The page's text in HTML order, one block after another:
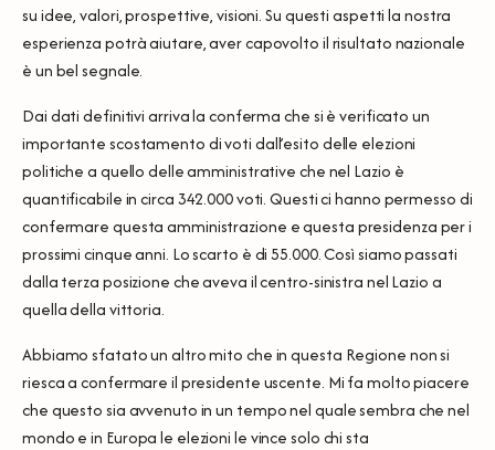
su idee, valori, prospettive, visioni. Su questi aspetti la nostra
esperienza potrà aiutare, aver capovolto il risultato nazionale
è un bel segnale.
Dai dati definitivi arriva la conferma che si è verificato un
importante scostamento di voti dall’esito delle elezioni
politiche a quello delle amministrative che nel Lazio è
quantificabile in circa 342.000 voti. Questi ci hanno permesso di
confermare questa amministrazione e questa presidenza per i
prossimi cinque anni. Lo scarto è di 55.000. Così siamo passati
dalla terza posizione che aveva il centro-sinistra nel Lazio a
quella della vittoria.
Abbiamo sfatato un altro mito che in questa Regione non si
riesca a confermare il presidente uscente. Mi fa molto piacere
che questo sia avvenuto in un tempo nel quale sembra che nel
mondo e in Europa le elezioni le vince solo chi sta